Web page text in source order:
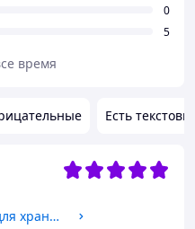
Есть
Тактический велкро альбом для хранения патчей M размер MULTICAM USA от АТАКА военный органайзер для нашивок
0
5
время